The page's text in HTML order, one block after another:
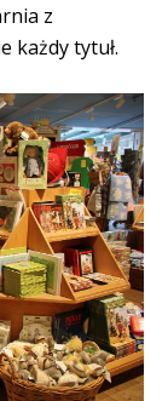
z
każdy tytuł.